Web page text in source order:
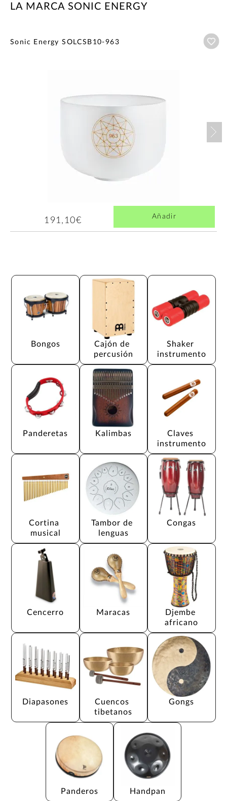
LA MARCA SONIC ENERGY
Sonic Energy SOLCSB10-963
191,10€ Añadir
Bongos
Cajón de
percusión
Shaker
instrumento
Panderetas Kalimbas
Claves
instrumento
Cortina
musical
Tambor de
lenguas
Congas
Cencerro Maracas
Djembe
africano
Diapasones
Cuencos
tibetanos
Gongs
Panderos Handpan